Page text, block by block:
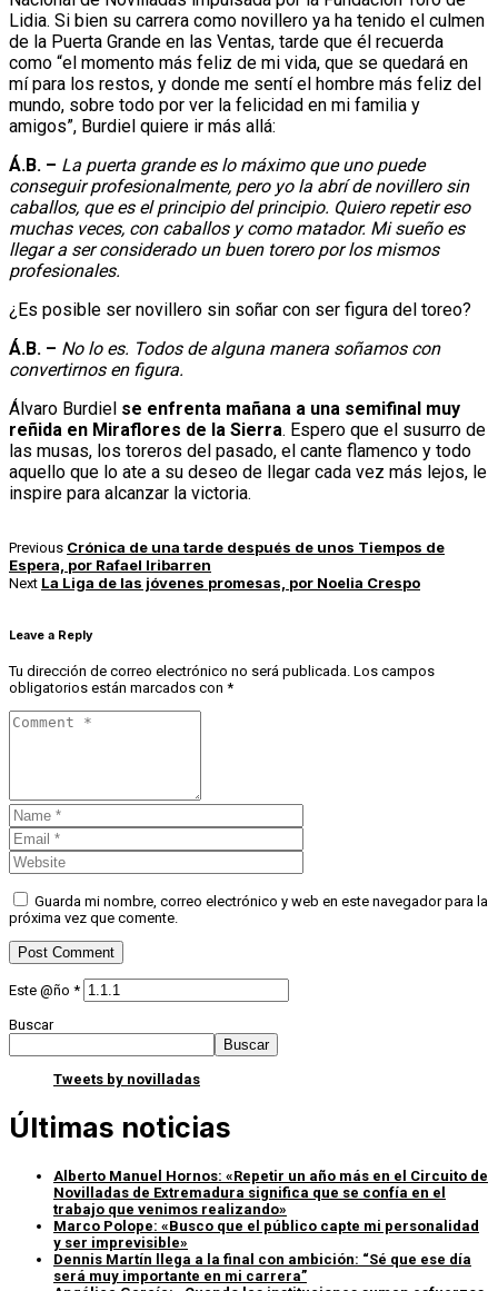
Lidia. Si bien su carrera como novillero ya ha tenido el culmen
de la Puerta Grande en las Ventas, tarde que él recuerda
como “el momento más feliz de mi vida, que se quedará en
mí para los restos, y donde me sentí el hombre más feliz del
mundo, sobre todo por ver la felicidad en mi familia y
amigos”, Burdiel quiere ir más allá:
Á.B. – La puerta grande es lo máximo que uno puede
conseguir profesionalmente, pero yo la abrí de novillero sin
caballos, que es el principio del principio. Quiero repetir eso
muchas veces, con caballos y como matador. Mi sueño es
llegar a ser considerado un buen torero por los mismos
profesionales.
¿Es posible ser novillero sin soñar con ser figura del toreo?
Á.B. – No lo es. Todos de alguna manera soñamos con
convertirnos en figura.
Álvaro Burdiel se enfrenta mañana a una semifinal muy
reñida en Miraflores de la Sierra. Espero que el susurro de
las musas, los toreros del pasado, el cante flamenco y todo
aquello que lo ate a su deseo de llegar cada vez más lejos, le
inspire para alcanzar la victoria.
Previous Crónica de una tarde después de unos Tiempos de
Espera, por Rafael Iribarren
Next La Liga de las jóvenes promesas, por Noelia Crespo
Leave a Reply
Tu dirección de correo electrónico no será publicada. Los campos
obligatorios están marcados con *
Guarda mi nombre, correo electrónico y web en este navegador para la
próxima vez que comente.
Este @ño *
Buscar
Buscar
Tweets by novilladas
Últimas noticias
Alberto Manuel Hornos: «Repetir un año más en el Circuito de
Novilladas de Extremadura significa que se confía en el
trabajo que venimos realizando»
Marco Polope: «Busco que el público capte mi personalidad
y ser imprevisible»
Dennis Martín llega a la final con ambición: “Sé que ese día
será muy importante en mi carrera”